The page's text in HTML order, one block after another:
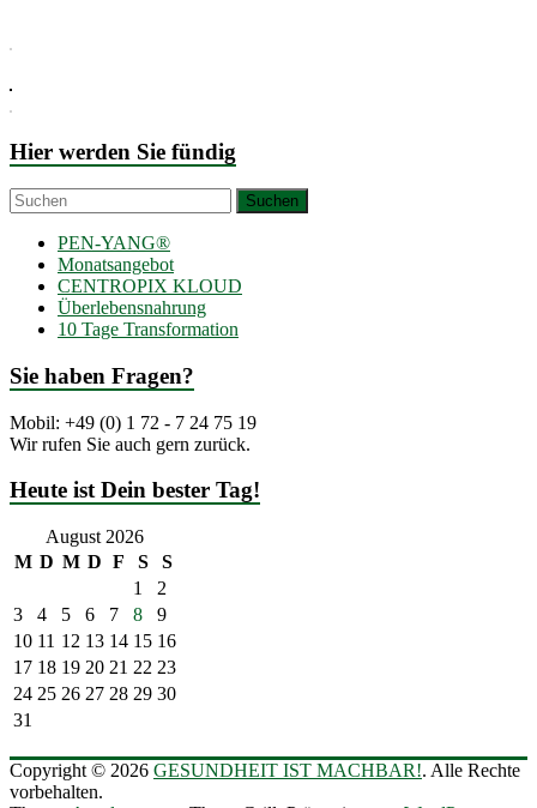
Hier werden Sie fündig
PEN-YANG®
Monatsangebot
CENTROPIX KLOUD
Überlebensnahrung
10 Tage Transformation
Sie haben Fragen?
Mobil: +49 (0) 1 72 - 7 24 75 19
Wir rufen Sie auch gern zurück.
Heute ist Dein bester Tag!
August 2026
M D M D F S
S
1
2
3
4 5 6 7 8
9
10 11 12 13 14 15 16
17 18 19 20 21 22 23
24 25 26 27 28 29 30
31
Copyright © 2026 GESUNDHEIT IST MACHBAR!. Alle Rechte
vorbehalten.